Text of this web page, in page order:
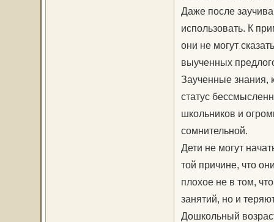
Даже после
использовать. К
они не могут
выученных
Заученные знания,
статус
школьников и
сомнительной.
Дети не могут
той причине, что
плохое не в том,
занятий, но и
Дошкольный